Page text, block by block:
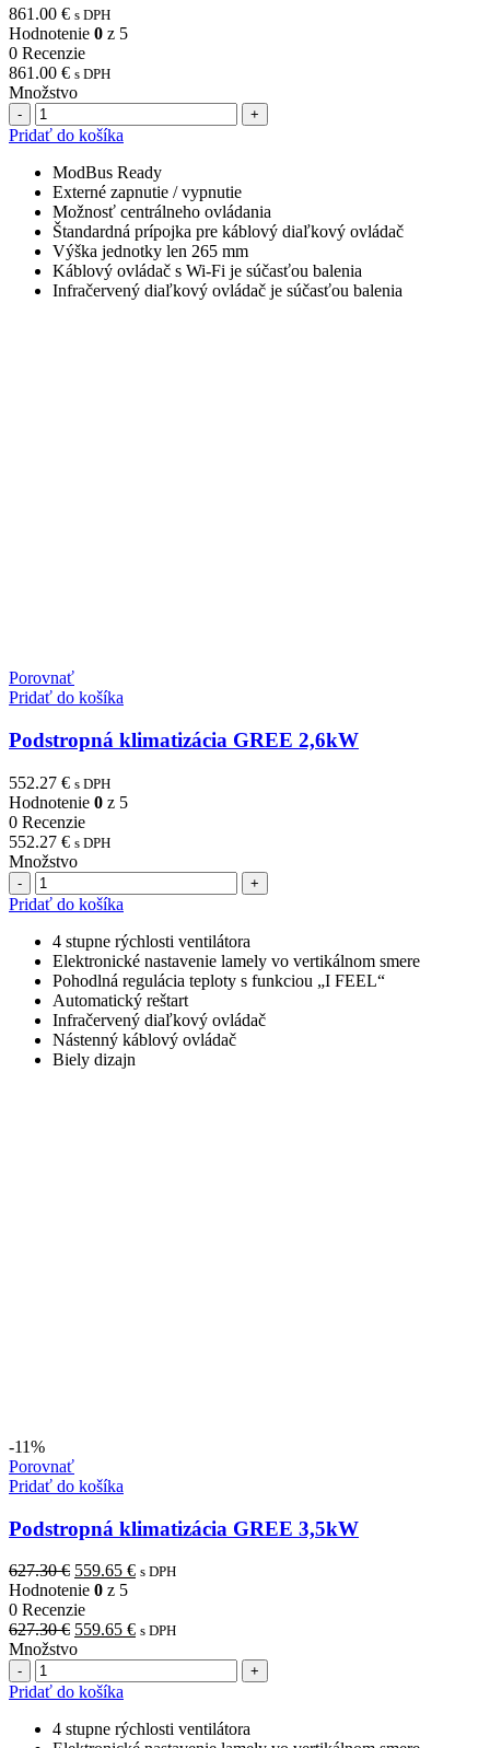
861.00 € s DPH
Hodnotenie 0 z 5
0 Recenzie
861.00 € s DPH
Množstvo
Počet
Pridať do košíka
ModBus Ready
Externé zapnutie / vypnutie
Možnosť centrálneho ovládania
Štandardná prípojka pre káblový diaľkový ovládač
Výška jednotky len 265 mm
Káblový ovládač s Wi-Fi je súčasťou balenia
Infračervený diaľkový ovládač je súčasťou balenia
Porovnať
Pridať do košíka
Podstropná klimatizácia GREE 2,6kW
552.27 € s DPH
Hodnotenie 0 z 5
0 Recenzie
552.27 € s DPH
Množstvo
Počet
Pridať do košíka
4 stupne rýchlosti ventilátora
Elektronické nastavenie lamely vo vertikálnom smere
Pohodlná regulácia teploty s funkciou „I FEEL“
Automatický reštart
Infračervený diaľkový ovládač
Nástenný káblový ovládač
Biely dizajn
-11%
Porovnať
Pridať do košíka
Podstropná klimatizácia GREE 3,5kW
627.30€ Pôvodná
cena
bola:
627.30 €.
559.65 €Aktuálna
559.65 €.
s DPH
Hodnotenie 0 z 5
0 Recenzie
627.30€ Pôvodná
cena
627.30 €.
559.65 €Aktuálna
559.65 €.
s DPH
Množstvo
Počet
Pridať do košíka
4 stupne rýchlosti ventilátora